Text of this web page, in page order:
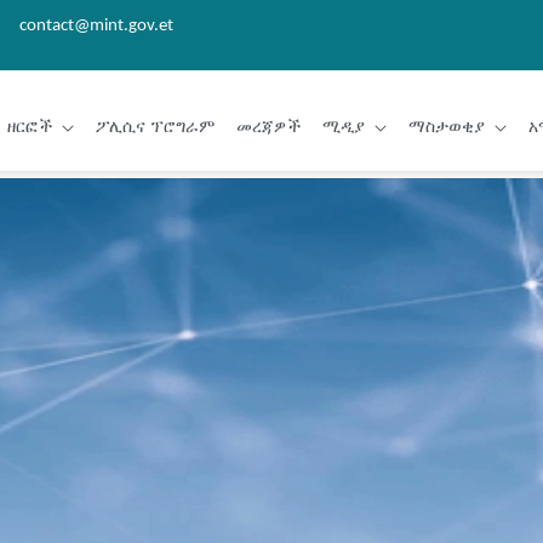
contact@mint.gov.et
ዘርፎች ፖሊሲና ፕሮግራም መረጃዎች ሚዲያ ማስታወቂያ